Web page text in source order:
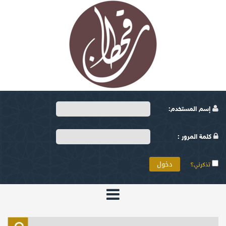
إسم المستخدم:
كلمة المرور :
تذكرني؟